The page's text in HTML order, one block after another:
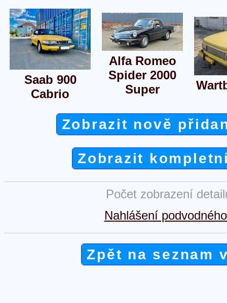
Saab 900
Cabrio
Alfa Romeo
Spider 2000
Super
Zobrazit nově
Zobrazit
Počet zobrazení
Nahlášení
Zpět na seznam